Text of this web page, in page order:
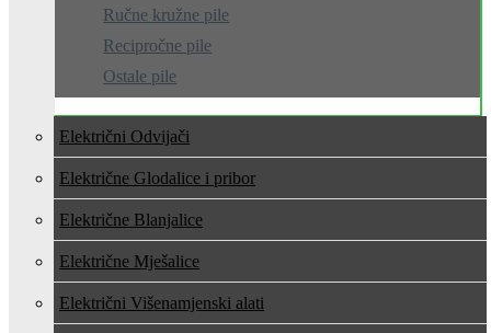
Ručne kružne pile
Recipročne pile
Ostale pile
Električni Odvijači
Električne Glodalice i pribor
Električne Blanjalice
Električne Mješalice
Električni Višenamjenski alati